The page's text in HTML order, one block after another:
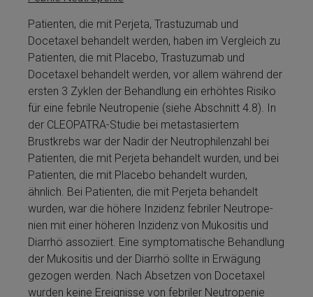
Patienten, die mit Perjeta­, Tras­tu­zu­mab und
Docetaxel behandelt werden, haben im Vergleich zu
Patienten, die mit Placebo, Tras­tu­zu­mab und
Docetaxel behandelt werden, vor allem während der
ersten 3 Zyklen der Be­handlung ein erhöhtes Risiko
für eine febrile Neu­tro­pe­nie (siehe Abschnitt 4.8). In
der CLEOPATRA-Studie bei metastasiertem
Brustkrebs war der Nadir der Neutrophilenzahl bei
Patienten, die mit Perjeta­ behandelt wurden, und bei
Patienten, die mit Placebo behandelt wurden,
ähnlich. Bei Patienten, die mit Perjeta­ behandelt
wurden, war die hö­he­re Inzidenz fe­bri­ler Neu­tro­pe­
nien mit ei­ner hö­he­ren Inzidenz von Mukositis und
Diarrhö assoziiert. Eine symptomatische Be­handlung
der Mukositis und der Diarrhö sollte in Erwägung
gezogen werden. Nach Absetzen von Docetaxel
wurden keine Er­eignisse von fe­bri­ler Neu­tro­pe­nie